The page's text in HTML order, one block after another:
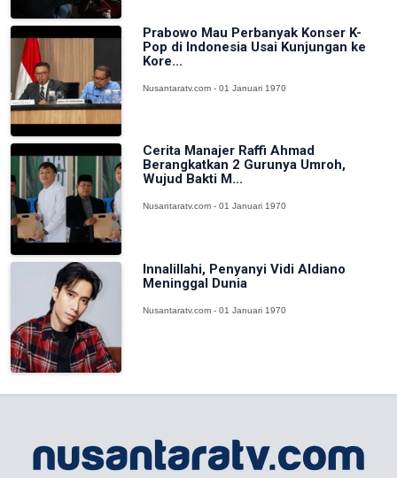
Prabowo Mau Perbanyak Konser K-
Pop di Indonesia Usai Kunjungan ke
Kore...
Nusantaratv.com - 01 Januari 1970
Cerita Manajer Raffi Ahmad
Berangkatkan 2 Gurunya Umroh,
Wujud Bakti M...
Nusantaratv.com - 01 Januari 1970
Innalillahi, Penyanyi Vidi Aldiano
Meninggal Dunia
Nusantaratv.com - 01 Januari 1970